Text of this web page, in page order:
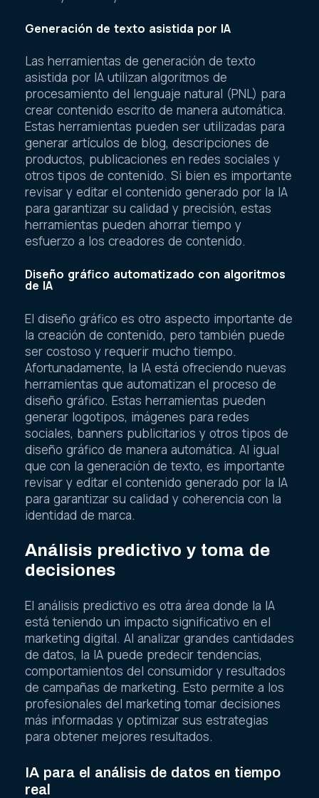
Generación de texto asistida por IA
Las herramientas de generación de texto
asistida por IA utilizan algoritmos de
procesamiento del lenguaje natural (PNL) para
crear contenido escrito de manera automática.
Estas herramientas pueden ser utilizadas para
generar artículos de blog, descripciones de
productos, publicaciones en redes sociales y
otros tipos de contenido. Si bien es importante
revisar y editar el contenido generado por la IA
para garantizar su calidad y precisión, estas
herramientas pueden ahorrar tiempo y
esfuerzo a los creadores de contenido.
Diseño gráfico automatizado con algoritmos
de IA
El diseño gráfico es otro aspecto importante de
la creación de contenido, pero también puede
ser costoso y requerir mucho tiempo.
Afortunadamente, la IA está ofreciendo nuevas
herramientas que automatizan el proceso de
diseño gráfico. Estas herramientas pueden
generar logotipos, imágenes para redes
sociales, banners publicitarios y otros tipos de
diseño gráfico de manera automática. Al igual
que con la generación de texto, es importante
revisar y editar el contenido generado por la IA
para garantizar su calidad y coherencia con la
identidad de marca.
Análisis predictivo y toma de
decisiones
El análisis predictivo es otra área donde la IA
está teniendo un impacto significativo en el
marketing digital. Al analizar grandes cantidades
de datos, la IA puede predecir tendencias,
comportamientos del consumidor y resultados
de campañas de marketing. Esto permite a los
profesionales del marketing tomar decisiones
más informadas y optimizar sus estrategias
para obtener mejores resultados.
IA para el análisis de datos en tiempo
real